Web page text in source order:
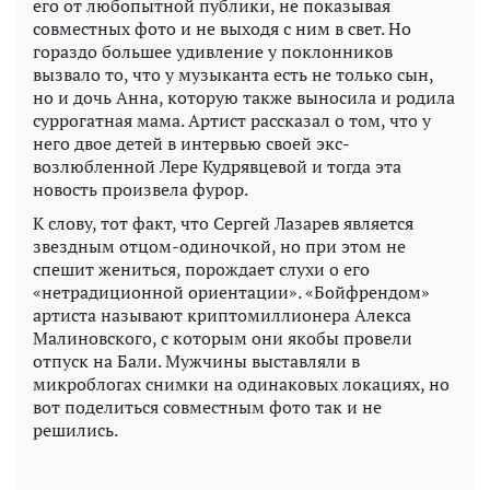
его от любопытной публики, не показывая
совместных фото и не выходя с ним в свет. Но
гораздо большее удивление у поклонников
вызвало то, что у музыканта есть не только сын,
но и дочь Анна, которую также выносила и родила
суррогатная мама. Артист рассказал о том, что у
него двое детей в интервью своей экс-
возлюбленной Лере Кудрявцевой и тогда эта
новость произвела фурор.
К слову, тот факт, что Сергей Лазарев является
звездным отцом-одиночкой, но при этом не
спешит жениться, порождает слухи о его
«нетрадиционной ориентации». «Бойфрендом»
артиста называют криптомиллионера Алекса
Малиновского, с которым они якобы провели
отпуск на Бали. Мужчины выставляли в
микроблогах снимки на одинаковых локациях, но
вот поделиться совместным фото так и не
решились.